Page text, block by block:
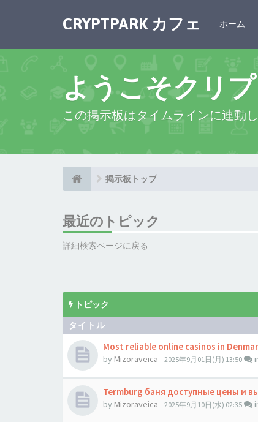
CRYPTPARK カフェ ホーム
ようこそクリ
この掲示板はタイムラインに連動
掲示板トップ
最近のトピック
詳細検索ページに戻る
トピック
タイトル
Most reliable online casinos in
by Mizoraveica - 2025年9月01日(月) 13:50
Termburg баня доступные цены и
by Mizoraveica - 2025年9月10日(水) 02:35